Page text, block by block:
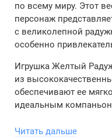
по всему миру. Этот
персонаж
с великолепной
особенно
Игрушка Желтый
из
обеспечивают ее
идеальным
добавляют игрушке
Читать дальше